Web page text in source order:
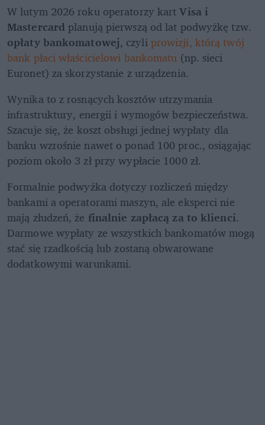
W lutym 2026 roku operatorzy kart Visa i
Mastercard
opłaty bankomatowej, czyli prowizji, którą twój
bank płaci właścicielowi bankomatu (np. sieci
Euronet) za skorzystanie z urządzenia.
Wynika to z rosnących kosztów utrzymania
infrastruktury, energii i wymogów bezpieczeństwa.
Szacuje się, że koszt obsługi jednej wypłaty dla
banku wzrośnie nawet o ponad 100 proc., osiągając
poziom około 3 zł przy wypłacie 1000 zł.
Formalnie podwyżka dotyczy rozliczeń między
bankami a operatorami maszyn, ale eksperci nie
mają złudzeń, że finalnie zapłacą za to klienci.
Darmowe wypłaty ze wszystkich bankomatów mogą
stać się rzadkością lub zostaną obwarowane
dodatkowymi warunkami.